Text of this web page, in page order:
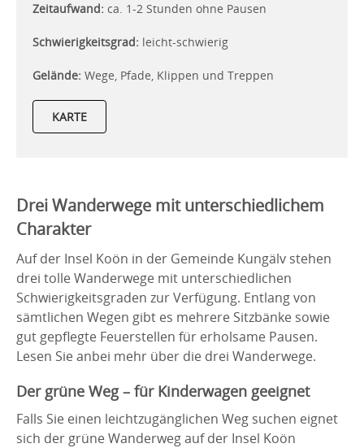
Zeitaufwand: ca. 1-2 Stunden ohne Pausen
Schwierigkeitsgrad: leicht-schwierig
Gelände: Wege, Pfade, Klippen und Treppen
KARTE
Drei Wanderwege mit unterschiedlichem
Charakter
Auf der Insel Koön in der Gemeinde Kungälv stehen
drei tolle Wanderwege mit unterschiedlichen
Schwierigkeitsgraden zur Verfügung. Entlang von
sämtlichen Wegen gibt es mehrere Sitzbänke sowie
gut gepflegte Feuerstellen für erholsame Pausen.
Lesen Sie anbei mehr über die drei Wanderwege.
Der grüne Weg – für Kinderwagen geeignet
Falls Sie einen leichtzugänglichen Weg suchen eignet
sich der grüne Wanderweg auf der Insel Koön